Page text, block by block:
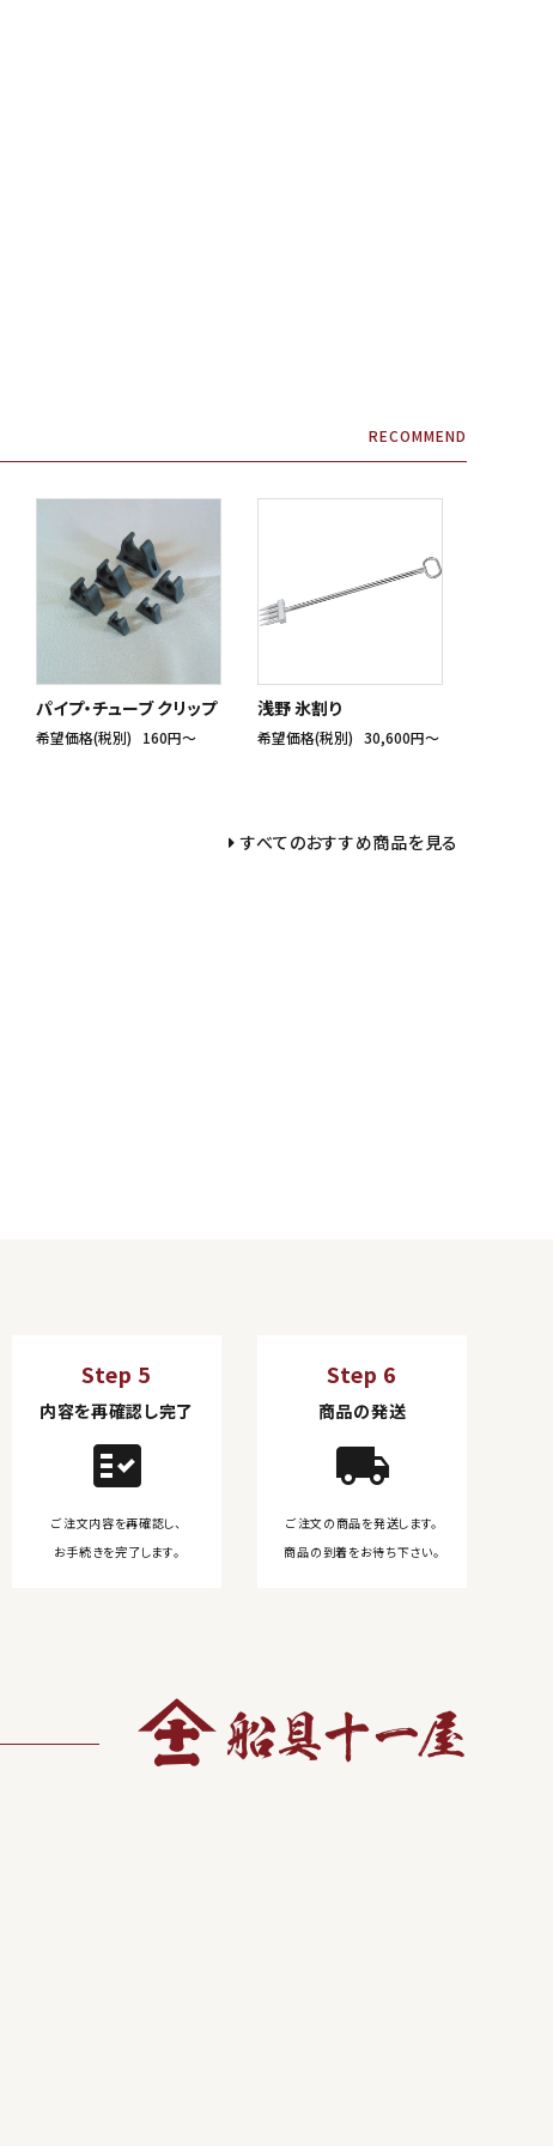
RECOMMEND
パイプ・チューブ クリップ
希望価格(税別) 160円〜
浅野 氷割り
希望価格(税別) 30,600円〜
すべてのおすすめ商品を見る
Step 5
内容を再確認し完了
fact_check
ご注文内容を再確認し、
お手続きを完了します。
Step 6
商品の発送
local_shipping
ご注文の商品を発送します。
商品の到着をお待ち下さい。